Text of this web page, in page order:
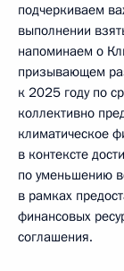
подчеркиваем
выполнении
напоминаем о
призывающем
к 2025 году по
коллективно
климатическое
в контексте
по уменьшению
в рамках
финансовых
соглашения.